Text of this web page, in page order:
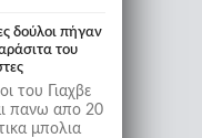
δούλοι πήγαν
του
του Γιαχβε
πανω απο 20
μπολια